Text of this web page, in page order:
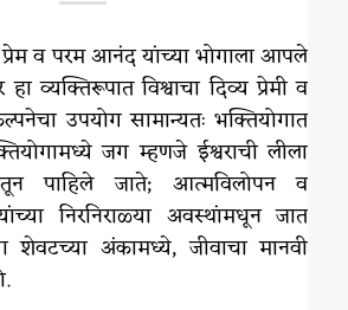
प्रेम व परम आनंद यांच्या भोगाला आपले
व्यक्तिरूपात विश्वाचा दिव्य प्रेमी व
उपयोग सामान्यतः भक्तियोगात
जग म्हणजे ईश्वराची लीला
पाहिले जाते; आत्मविलोपन व
निरनिराळ्या अवस्थांमधून जात
शेवटच्या अंकामध्ये, जीवाचा मानवी